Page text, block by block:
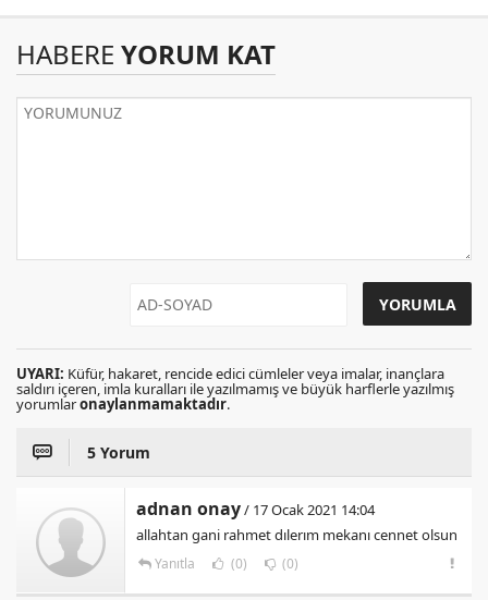
HABERE YORUM KAT
UYARI: Küfür, hakaret, rencide edici cümleler veya imalar, inançlara
saldırı içeren, imla kuralları ile yazılmamış ve büyük harflerle yazılmış
yorumlaronaylanmamaktadır.
5 Yorum
adnan onay/ 17 Ocak 2021 14:04
allahtan gani rahmet dılerım mekanı cennet olsun
Yanıtla (0) (0)